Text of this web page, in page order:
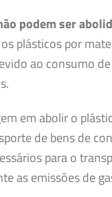
podem ser
plásticos por
ao consumo
em abolir o
de bens de
para o
as emissões de